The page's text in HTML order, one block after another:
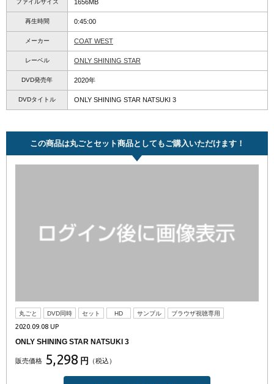
ファイルサイズ 1656MB
再生時間 0:45:00
メーカー COAT WEST
レーベル ONLY SHINING STAR
DVD発売年 2020年
DVDタイトル ONLY SHINING STAR NATSUKI 3
この商品は丸ごとセット商品としてもご購入いただけます！
丸ごと DVD同時 セット HD サンプル ブラウザ視聴専用
2020.09.08 UP
ONLY SHINING STAR NATSUKI 3
販売価格 5,298 円 （税込）